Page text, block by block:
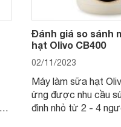
Đánh giá so sánh
hạt Olivo CB400
02/11/2023
Máy làm sữa hạt
ứng được nhu cầu
đình nhỏ từ 2 - 4